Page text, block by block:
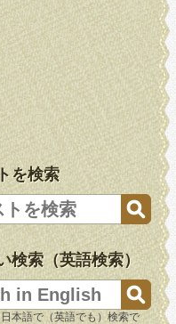
を検索
検索（英語検索）
本語で（英語でも）検索で